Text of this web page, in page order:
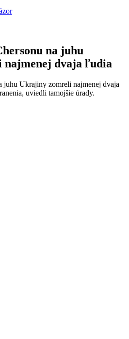
na juhu
dvaja ľudia
juhu Ukrajiny zomreli najmenej dvaja
uviedli tamojšie úrady.